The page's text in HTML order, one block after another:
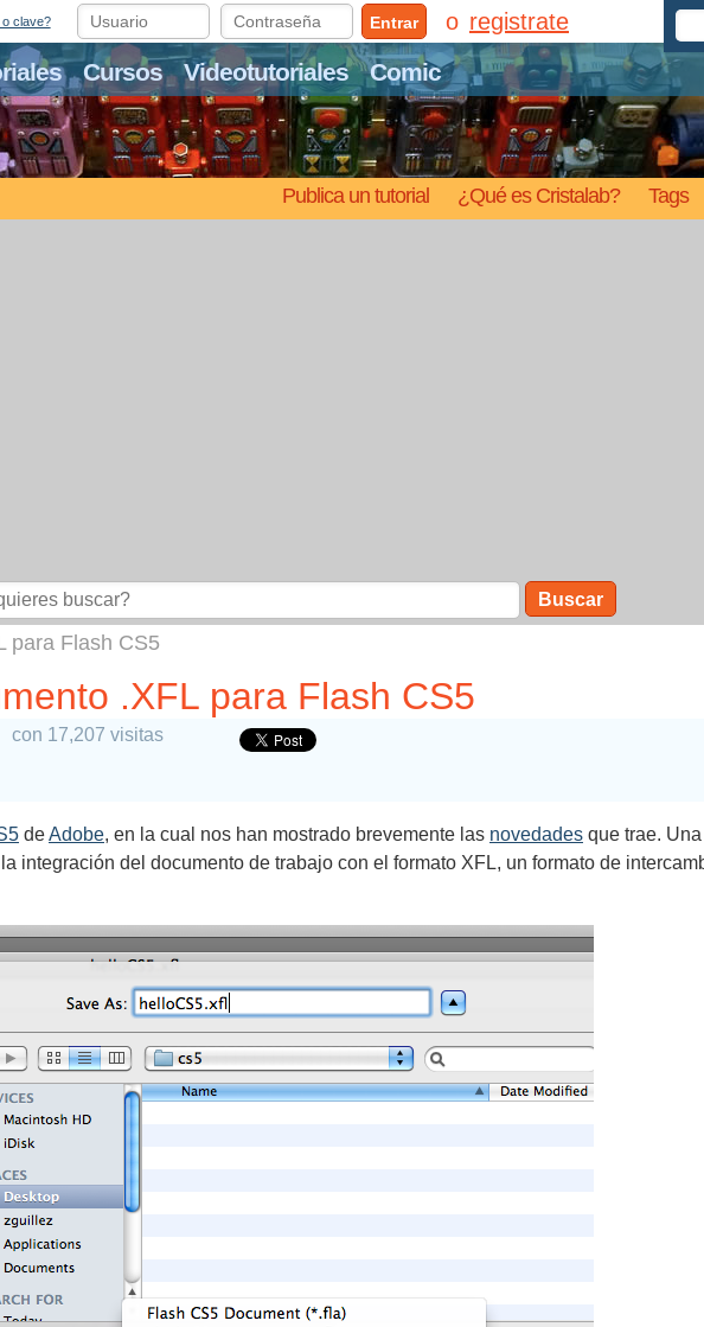
Cursos Videotutoriales Comic
Publica un tutorial ¿Qué es Cristalab? Tags
clave? Entrar registrate
Buscar
para Flash CS5
.XFL para Flash CS5
con 17,207 visitas
deAdobe, en la cual nos han mostrado brevemente las novedades que trae.
integración del documento de trabajo con el formato XFL, un formato de